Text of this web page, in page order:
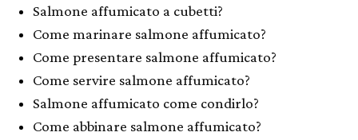
Salmone affumicato a cubetti?
Come marinare salmone affumicato?
Come presentare salmone affumicato?
Come servire salmone affumicato?
Salmone affumicato come condirlo?
Come abbinare salmone affumicato?